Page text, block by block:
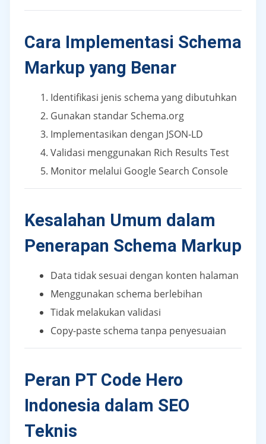
Cara Implementasi Schema
Markup yang Benar
Identifikasi jenis schema yang dibutuhkan
Gunakan standar Schema.org
Implementasikan dengan JSON-LD
Validasi menggunakan Rich Results Test
Monitor melalui Google Search Console
Kesalahan Umum dalam
Penerapan Schema Markup
Data tidak sesuai dengan konten halaman
Menggunakan schema berlebihan
Tidak melakukan validasi
Copy-paste schema tanpa penyesuaian
Peran PT Code Hero
Indonesia dalam SEO
Teknis